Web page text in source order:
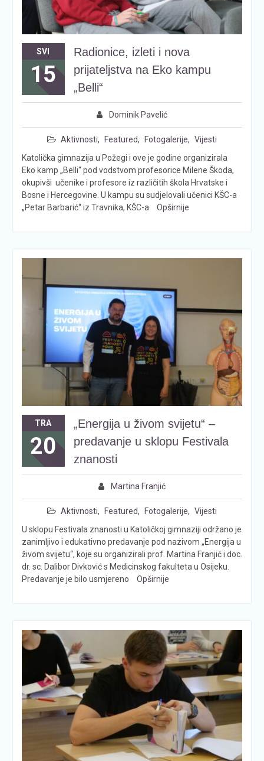
SVI
15
Radionice, izleti i nova
prijateljstva na Eko kampu
„Belli“
Dominik Pavelić
Aktivnosti, Featured, Fotogalerije, Vijesti
Katolička gimnazija u Požegi i ove je godine organizirala
Eko kamp „Belli“ pod vodstvom profesorice Milene Škoda,
okupivši učenike i profesore iz različitih škola Hrvatske i
Bosne i Hercegovine. U kampu su sudjelovali učenici KŠC-a
„Petar Barbarić“ iz Travnika, KŠC-a
Opširnije
TRA
20
„Energija u živom svijetu“ –
predavanje u sklopu Festivala
znanosti
Martina Franjić
Aktivnosti, Featured, Fotogalerije, Vijesti
U sklopu Festivala znanosti u Katoličkoj gimnaziji održano je
zanimljivo i edukativno predavanje pod nazivom „Energija u
živom svijetu“, koje su organizirali prof. Martina Franjić i doc.
dr. sc. Dalibor Divković s Medicinskog fakulteta u Osijeku.
Predavanje je bilo usmjereno
Opširnije